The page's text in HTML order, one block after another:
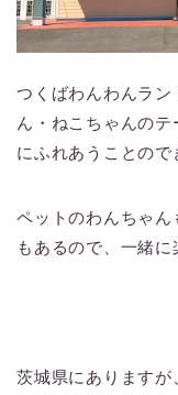
つくばわんわんラン
ん・ねこちゃんの
にふれあうことので
ペットのわんちゃ
もあるので、一緒に
茨城県にありますが